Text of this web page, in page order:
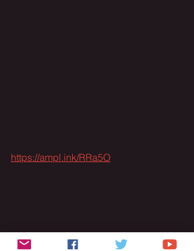
https://ampl.ink/RRa5O